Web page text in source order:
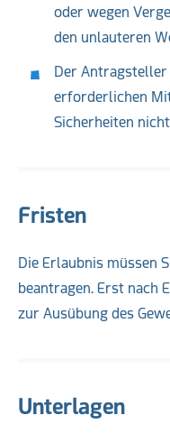
oder wegen
den unlauteren
Der
erforderlichen
Sicherheiten
Fristen
Die Erlaubnis müssen
beantragen. Erst nach
zur Ausübung des
Unterlagen